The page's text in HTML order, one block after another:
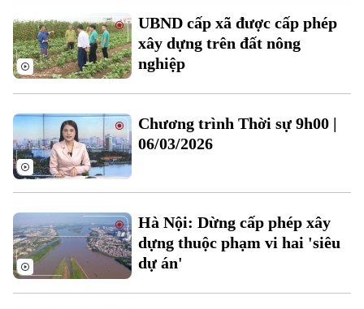
Chuyên mục
UBND cấp xã được cấp phép
xây dựng trên đất nông
nghiệp
Chương trình Thời sự 9h00 |
06/03/2026
Hà Nội: Dừng cấp phép xây
dựng thuộc phạm vi hai 'siêu
dự án'